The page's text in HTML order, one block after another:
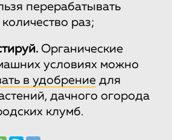
перерабатывать
раз;
Органические
условиях можно
в удобрение для
дачного огорода
клумб.